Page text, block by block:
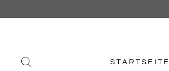
STARTSEITE